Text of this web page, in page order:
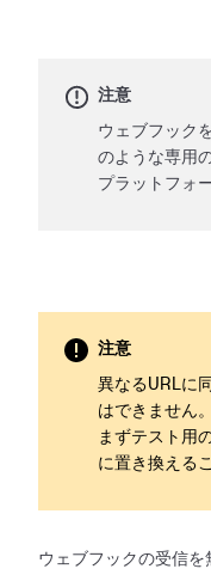
注意
ウェブフック
のような専用
プラットフォ
注意
異なるURLに
はできません
まずテスト用
に置き換える
ウェブフックの受信を